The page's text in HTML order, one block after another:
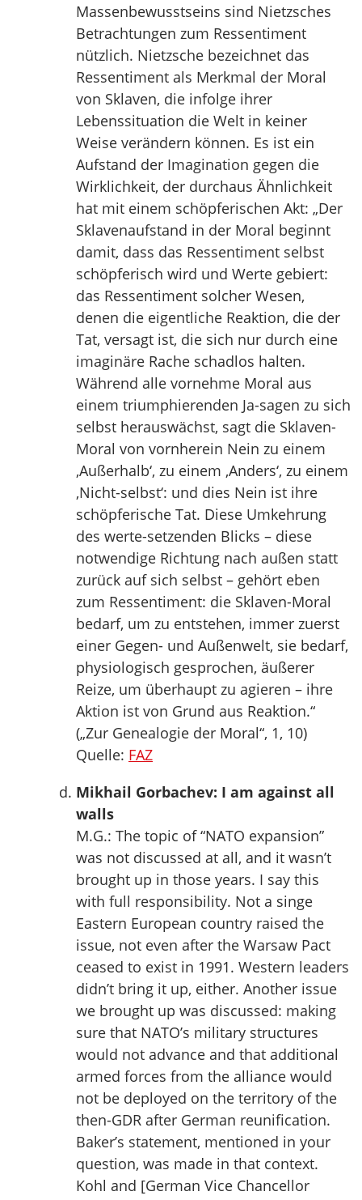
Massenbewusstseins sind Nietzsches
Betrachtungen zum Ressentiment
nützlich. Nietzsche bezeichnet das
Ressentiment als Merkmal der Moral
von Sklaven, die infolge ihrer
Lebenssituation die Welt in keiner
Weise verändern können. Es ist ein
Aufstand der Imagination gegen die
Wirklichkeit, der durchaus Ähnlichkeit
hat mit einem schöpferischen Akt: „Der
Sklavenaufstand in der Moral beginnt
damit, dass das Ressentiment selbst
schöpferisch wird und Werte gebiert:
das Ressentiment solcher Wesen,
denen die eigentliche Reaktion, die der
Tat, versagt ist, die sich nur durch eine
imaginäre Rache schadlos halten.
Während alle vornehme Moral aus
einem triumphierenden Ja-sagen zu sich
selbst herauswächst, sagt die Sklaven-
Moral von vornherein Nein zu einem
,Außerhalb‘, zu einem ,Anders‘, zu einem
,Nicht-selbst‘: und dies Nein ist ihre
schöpferische Tat. Diese Umkehrung
des werte-setzenden Blicks – diese
notwendige Richtung nach außen statt
zurück auf sich selbst – gehört eben
zum Ressentiment: die Sklaven-Moral
bedarf, um zu entstehen, immer zuerst
einer Gegen- und Außenwelt, sie bedarf,
physiologisch gesprochen, äußerer
Reize, um überhaupt zu agieren – ihre
Aktion ist von Grund aus Reaktion.“
(„Zur Genealogie der Moral“, 1, 10)
Quelle: FAZ
Mikhail Gorbachev: I am against all
walls
M.G.: The topic of “NATO expansion”
was not discussed at all, and it wasn’t
brought up in those years. I say this
with full responsibility. Not a singe
Eastern European country raised the
issue, not even after the Warsaw Pact
ceased to exist in 1991. Western leaders
didn’t bring it up, either. Another issue
we brought up was discussed: making
sure that NATO’s military structures
would not advance and that additional
armed forces from the alliance would
not be deployed on the territory of the
then-GDR after German reunification.
Baker’s statement, mentioned in your
question, was made in that context.
Kohl and [German Vice Chancellor